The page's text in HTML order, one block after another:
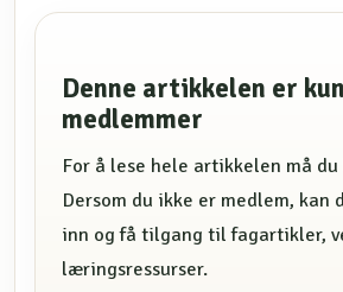
Denne artikkelen er
medlemmer
For å lese hele artikkelen må
Dersom du ikke er medlem, kan
inn og få tilgang til fagartikler,
læringsressurser.